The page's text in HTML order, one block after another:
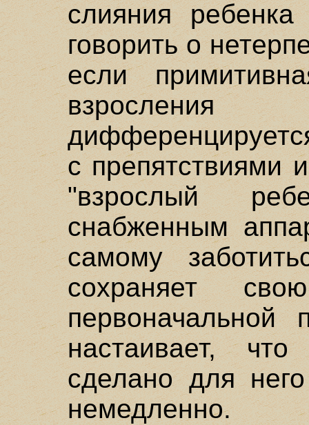
слияния
говорить о
если
с препятствиями
"взрослый
снабженным
самому
сохраняет
настаивает,
сделано для
немедленно.